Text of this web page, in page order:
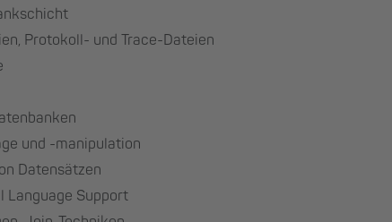
Protokoll- und Trace-Dateien
und -manipulation
Datensätzen
Language Support